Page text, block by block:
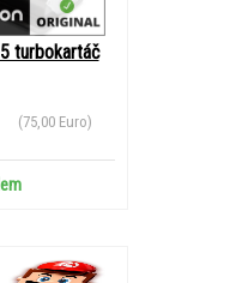
turbokartáč
(75,00 Euro)